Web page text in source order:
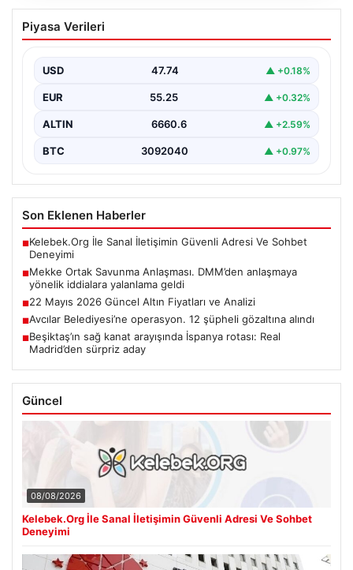
Mekke Ortak Savunma Anlaşması.
DMM’den anlaşmaya yönelik iddialara
Piyasa Verileri
USD 47.74 ▲ +0.18%
EUR 55.25 ▲ +0.32%
ALTIN 6660.6 ▲ +2.59%
BTC 3092040 ▲ +0.97%
Son Eklenen Haberler
■Kelebek.Org İle Sanal İletişimin Güvenli Adresi Ve Sohbet
Deneyimi
■Mekke Ortak Savunma Anlaşması. DMM’den anlaşmaya
yönelik iddialara yalanlama geldi
■22 Mayıs 2026 Güncel Altın Fiyatları ve Analizi
■Avcılar Belediyesi’ne operasyon. 12 şüpheli gözaltına alındı
■Beşiktaş’ın sağ kanat arayışında İspanya rotası: Real
Madrid’den sürpriz aday
Güncel
08/08/2026
Kelebek.Org İle Sanal İletişimin Güvenli Adresi Ve Sohbet
Deneyimi